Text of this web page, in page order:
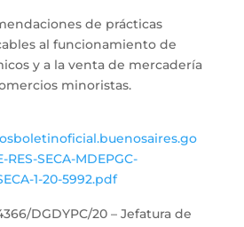
de prácticas
al funcionamiento de
y a la venta de mercadería
minoristas.
SECA-MDEPGC-
1-20-5992.pdf
DGDYPC/20 – Jefatura de